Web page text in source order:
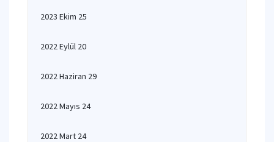
2023 Ekim 25
2022 Eylül 20
2022 Haziran 29
2022 Mayıs 24
2022 Mart 24